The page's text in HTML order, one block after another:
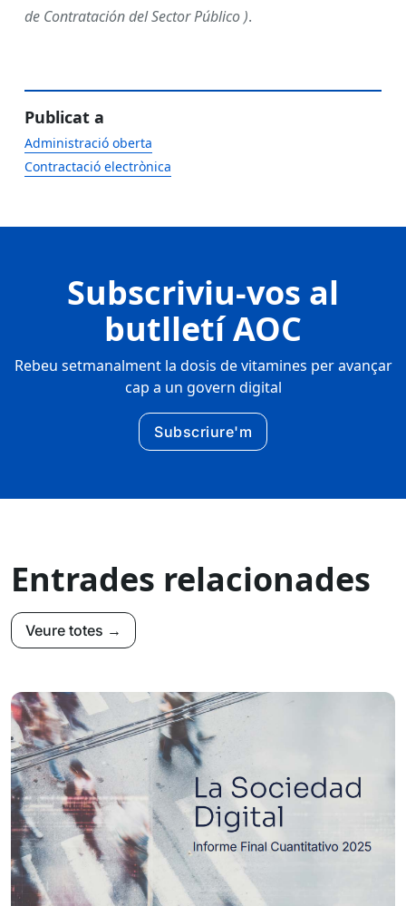
de Contratación del Sector Público ).
Publicat a
Administració oberta
Contractació electrònica
Subscriviu-vos al
butlletí AOC
Rebeu setmanalment la dosis de vitamines per avançar
cap a un govern digital
Subscriure'm
Entrades relacionades
Veure totes →